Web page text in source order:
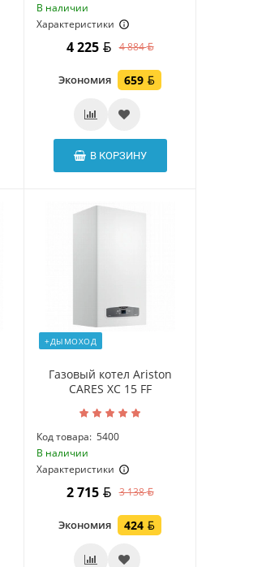
В наличии
Характеристики
4 225 4 884
Экономия 659
В КОРЗИНУ
+ДЫМОХОД
Газовый котел Ariston
CARES XC 15 FF
Код товара: 5400
В наличии
Характеристики
2 715 3 138
Экономия 424